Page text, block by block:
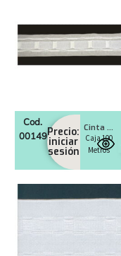
Cod.
0014950Precio:
iniciar
sesión
Cinta cortina automática 40 Beige
Caja 100
Metros